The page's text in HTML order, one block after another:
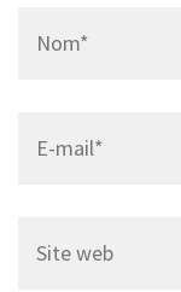
web